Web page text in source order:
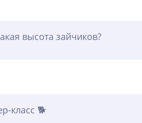
высота зайчиков?
класс 🐕